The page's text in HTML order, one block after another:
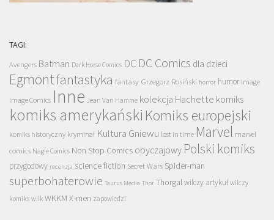
TAGI:
Avengers Batman Dark Horse Comics DC DC Comics dla dzieci
Egmontfantastyka fantasy Grzegorz Rosiński horror humor Image
Image Comics Inne Jean Van Hamme kolekcja Hachette komiks
komiks amerykański Komiks europejski
komiks historyczny kryminał Kultura Gniewu lost in time Marvel marvel
comics Nagle Comics Non Stop Comics obyczajowy Polski komiks
przygodowy recenzja science fiction Secret Wars Spider-man
superbohaterowie Taurus Media Thor Thorgalwilczy artykuł wilczy
komiks wilk WKKM X-men zapowiedzi